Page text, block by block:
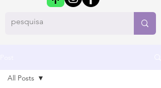
All Posts